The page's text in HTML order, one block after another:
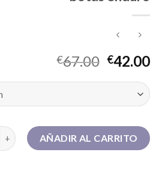
€67.00 €42.00
cantidad
AÑADIR AL CARRITO